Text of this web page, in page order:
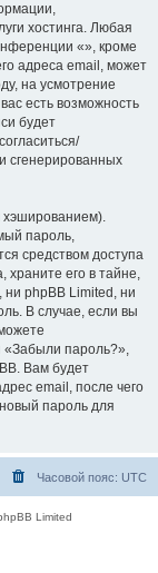
хостинга. Любая
«», кроме
адреса email, может
на усмотрение
есть возможность
будет
сгенерированных
пароль,
средством доступа
храните его в тайне,
ни phpBB Limited, ни
В случае, если вы
«Забыли пароль?»,
Вам будет
email, после чего
пароль для
Часовой пояс: UTC
Limited